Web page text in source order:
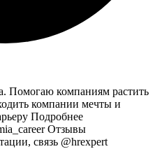
Помогаю компаниям растить
компании мечты и
Подробнее
Отзывы
связь @hrexpert